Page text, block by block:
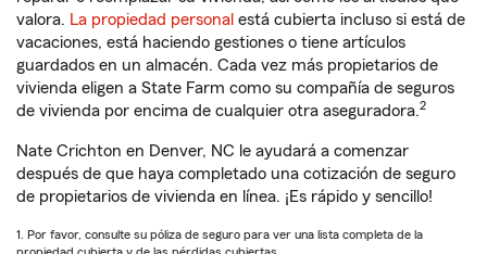
valora. La propiedad personal está cubierta incluso si está de
vacaciones, está haciendo gestiones o tiene artículos
guardados en un almacén. Cada vez más propietarios de
vivienda eligen a State Farm como su compañía de seguros
de vivienda por encima de cualquier otra aseguradora.2
Nate Crichton en Denver, NC le ayudará a comenzar
después de que haya completado una cotización de seguro
de propietarios de vivienda en línea. ¡Es rápido y sencillo!
1. Por favor, consulte su póliza de seguro para ver una lista completa de la